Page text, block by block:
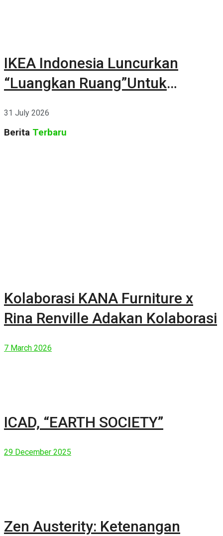
IKEA Indonesia Luncurkan
“Luangkan Ruang”Untuk
31 July 2026
Berita Terbaru
Kolaborasi KANA Furniture x
Rina Renville Adakan Kolaborasi
7 March 2026
ICAD, “EARTH SOCIETY”
29 December 2025
Zen Austerity: Ketenangan